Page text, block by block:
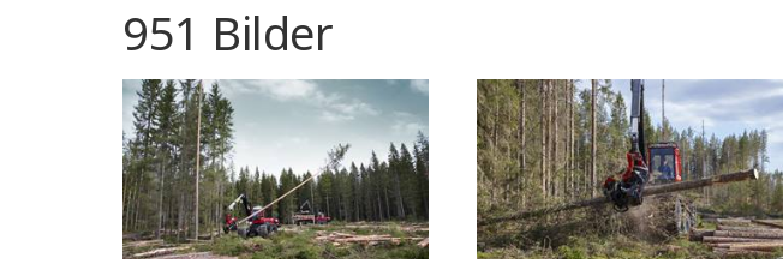
951 Bilder